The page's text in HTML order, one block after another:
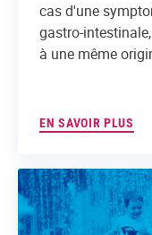
cas d'une
gastro-
à une même
EN SAVOIR PLUS